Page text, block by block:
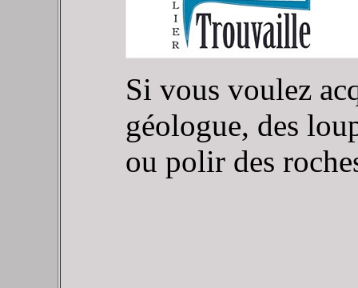
Si vous voulez
géologue, des
ou polir des